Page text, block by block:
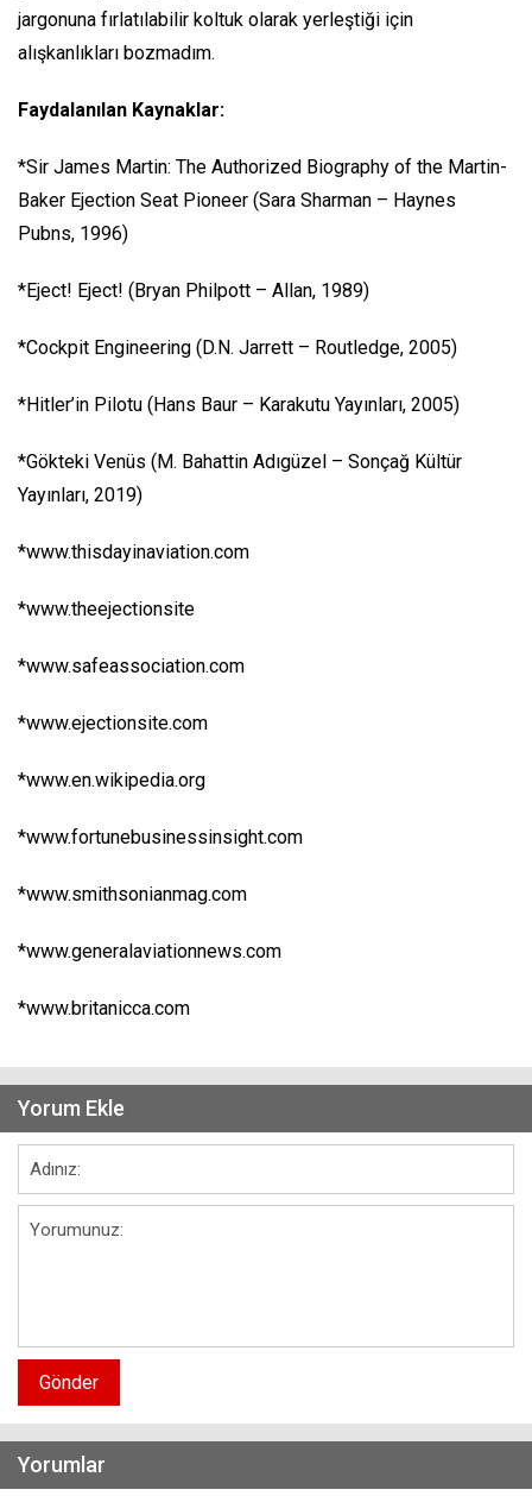
jargonuna fırlatılabilir koltuk olarak yerleştiği için
alışkanlıkları bozmadım.
Faydalanılan Kaynaklar:
*Sir James Martin: The Authorized Biography of the Martin-
Baker Ejection Seat Pioneer (Sara Sharman – Haynes
Pubns, 1996)
*Eject! Eject! (Bryan Philpott – Allan, 1989)
*Cockpit Engineering (D.N. Jarrett – Routledge, 2005)
*Hitler’in Pilotu (Hans Baur – Karakutu Yayınları, 2005)
*Gökteki Venüs (M. Bahattin Adıgüzel – Sonçağ Kültür
Yayınları, 2019)
*www.thisdayinaviation.com
*www.theejectionsite
*www.safeassociation.com
*www.ejectionsite.com
*www.en.wikipedia.org
*www.fortunebusinessinsight.com
*www.smithsonianmag.com
*www.generalaviationnews.com
*www.britanicca.com
Yorum Ekle
Gönder
Yorumlar